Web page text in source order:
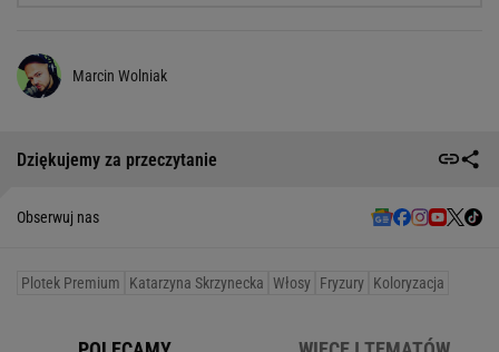
Marcin Wolniak
Dziękujemy za przeczytanie
Obserwuj nas
Plotek Premium Katarzyna Skrzynecka Włosy Fryzury Koloryzacja